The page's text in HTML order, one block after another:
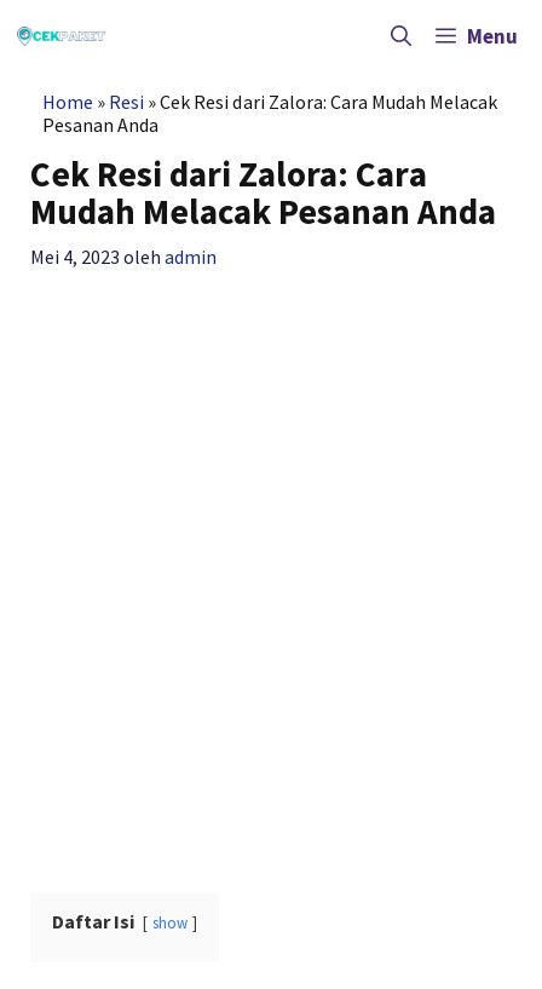
ke
Menu
Home » Resi »Cek Resi dari Zalora: Cara Mudah Melacak
Pesanan Anda
Cek Resi dari Zalora: Cara
Mudah Melacak Pesanan Anda
Mei 4, 2023 olehadmin
Daftar Isi show